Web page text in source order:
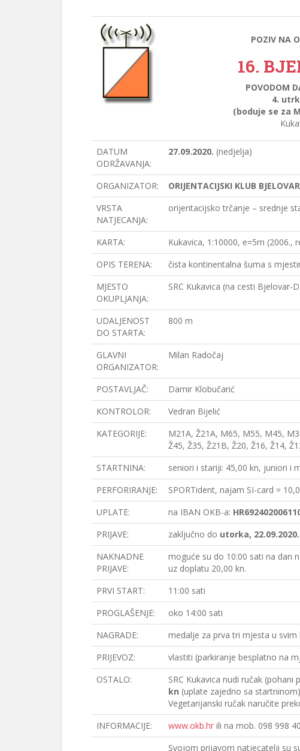
POZIV NA
16.
POVODOM
4.
(boduje se za
DATUM
ODRŽAVANJA:
27.09.2020. (nedjelja)
ORGANIZATOR:
ORIJENTACIJSKI KLUB BJELOVAR
VRSTA
NATJECANJA:
orijentacijsko trčanje – srednje
KARTA:
Kukavica, 1:10000, e=5m (2006.,
OPIS TERENA:
čista kontinentalna šuma s
MJESTO
OKUPLJANJA:
SRC Kukavica (na cesti Bjelovar-
UDALJENOST
DO STARTA:
800 m
GLAVNI
ORGANIZATOR:
Milan Radočaj
POSTAVLJAČ:
Damir Klobučarić
KONTROLOR:
Vedran Bijelić
KATEGORIJE:
M21A, Ž21A, M65, M55, M45,
Ž45, Ž35, Ž21B, Ž20, Ž16, Ž14,
STARTNINA:
seniori i stariji: 45,00 kn, juniori i
PERFORIRANJE:
SPORTident, najam SI-card =
UPLATE:
na IBAN OKB-a:
PRIJAVE:
zaključno do utorka, 22.09.2020.
NAKNADNE
PRIJAVE:
moguće su do 10:00 sati na dan
uz doplatu 20,00 kn.
PRVI START:
11:00 sati
PROGLAŠENJE:
oko 14:00 sati
NAGRADE:
medalje za prva tri mjesta u
PRIJEVOZ:
vlastiti (parkiranje besplatno na
OSTALO:
SRC Kukavica nudi ručak
kn (uplate zajedno sa
Vegetarijanski ručak naručite
INFORMACIJE:
www.okb.hr ili na mob. 098 998
Svojom prijavom natjecatelji su